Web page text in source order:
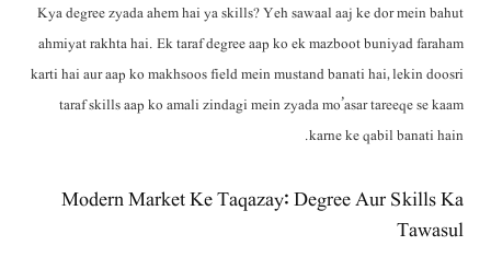
Kya degree zyada ahem hai ya skills? Yeh sawaal aaj ke dor mein bahut
ahmiyat rakhta hai. Ek taraf degree aap ko ek mazboot buniyad faraham
karti hai aur aap ko makhsoos field mein mustand banati hai, lekin doosri
taraf skills aap ko amali zindagi mein zyada mo’asar tareeqe se kaam
karne ke qabil banati hain.
Modern Market Ke Taqazay: Degree Aur Skills Ka
Tawasul